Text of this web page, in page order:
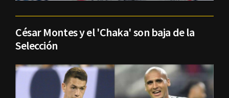
César Montes y el 'Chaka' son baja de la
Selección